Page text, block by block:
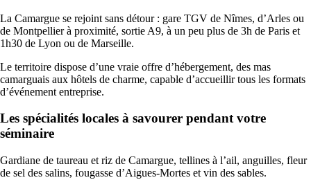
La Camargue se rejoint sans détour : gare TGV de Nîmes, d’Arles ou
de Montpellier à proximité, sortie A9, à un peu plus de 3h de Paris et
1h30 de Lyon ou de Marseille.
Le territoire dispose d’une vraie offre d’hébergement, des mas
camarguais aux hôtels de charme, capable d’accueillir tous les formats
d’événement entreprise.
Les spécialités locales à savourer pendant votre
séminaire
Gardiane de taureau et riz de Camargue, tellines à l’ail, anguilles, fleur
de sel des salins, fougasse d’Aigues-Mortes et vin des sables.